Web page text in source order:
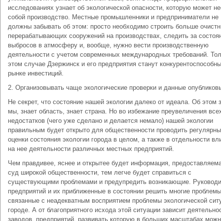
исследованиях узнает об экологической опасности, которую может
собой производство. Местные промышленники и предприниматели не
должны забывать об этом: просто необходимо строить больше
перерабатывающих сооружений на производствах, следить за
выбросов в атмосферу и, вообще, нужно вести производственную
деятельности с учетом современных международных требований.
этом случае Дзержинск и его предприятия станут
рынке инвестиций.
2. Организовывать чаще экологические проверки и данные
Не секрет, что состояние нашей экологии далеко от идеала. Об этом
мы, знает область, знает страна. Но во избежание преувеличения
недостатков (чего уже сделано и делается немало) нашей экологии
правильным будет открыто для общественности проводить
оценки состояния экологии города в целом, а также в отдельности
на нее деятельности различных местных предприятий.
Чем правдивее, яснее и открытее будет информация,
суд широкой общественности, тем легче будет справиться с
существующими проблемами и предупредить возникающие.
предприятий и их приближенные в состоянии решить многие
связанные с неадекватным восприятием проблемы экологической
городе. А от благоприятного исхода этой ситуации зависит
заводов, предприятий, развивать которую в больших масштабах